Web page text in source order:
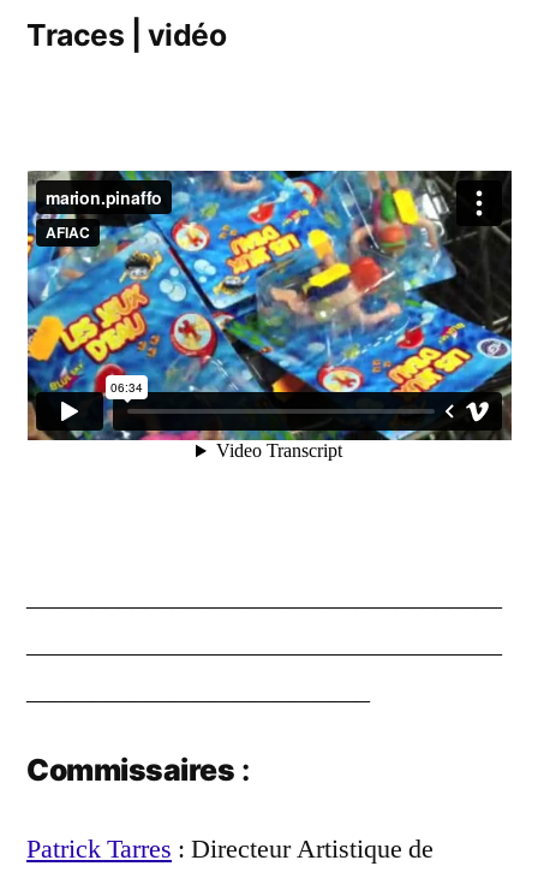
Traces | vidéo
Commissaires :
Patrick Tarres : Directeur Artistique de